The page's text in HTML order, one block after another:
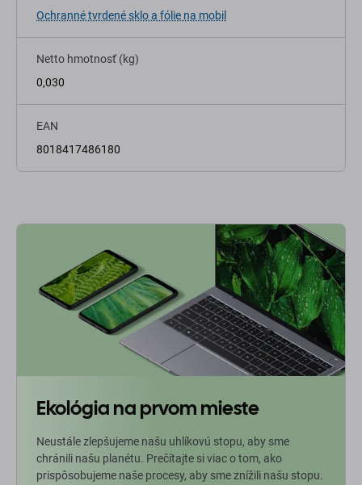
Ochranné tvrdené sklo a fólie na mobil
Netto hmotnosť (kg)
0,030
EAN
8018417486180
Ekológia na prvom mieste
Neustále zlepšujeme našu uhlíkovú stopu, aby sme
chránili našu planétu. Prečítajte si viac o tom, ako
prispôsobujeme naše procesy, aby sme znížili našu stopu.